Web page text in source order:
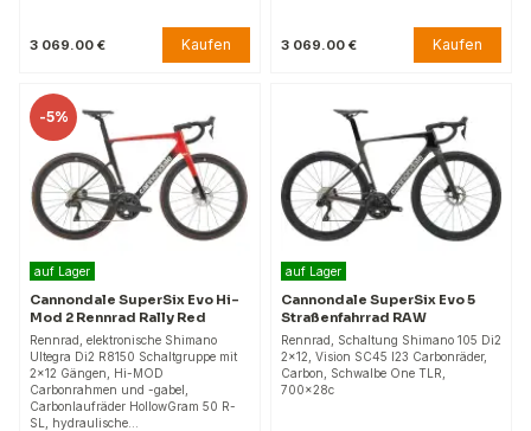
3 069.00 € Kaufen 3 069.00 € Kaufen
-5%
auf Lager
Cannondale SuperSix Evo Hi-
Mod 2 Rennrad Rally Red
Rennrad, elektronische Shimano
Ultegra Di2 R8150 Schaltgruppe mit
2x12 Gängen, Hi-MOD
Carbonrahmen und -gabel,
Carbonlaufräder HollowGram 50 R-
SL, hydraulische…
auf Lager
Cannondale SuperSix Evo 5
Straßenfahrrad RAW
Rennrad, Schaltung Shimano 105 Di2
2x12, Vision SC45 I23 Carbonräder,
Carbon, Schwalbe One TLR,
700x28c